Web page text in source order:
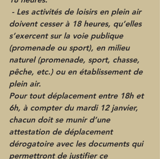
doivent cesser à 18 heures, qu’elles
s’exercent sur la voie publique
(promenade ou sport), en milieu
naturel (promenade, sport, chasse,
pêche, etc.) ou en établissement de
plein air.
Pour tout déplacement entre 18h et
6h, à compter du mardi 12 janvier,
chacun doit se munir d’une
attestation de déplacement
dérogatoire avec les documents qui
permettront de justifier ce